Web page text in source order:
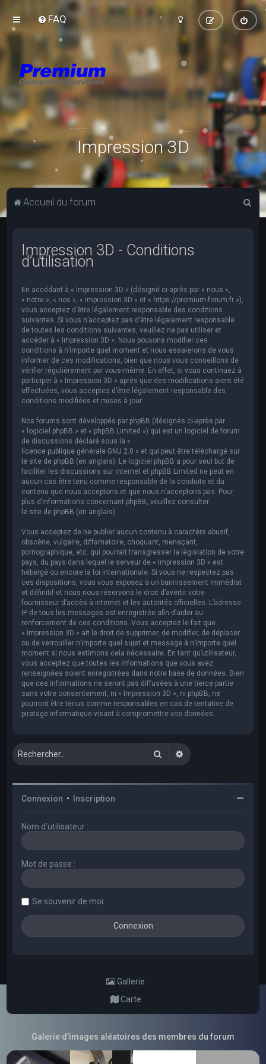
FAQ
Impression 3D
Accueil du forum
Impression 3D - Conditions
d’utilisation
En accédant à « Impression 3D » (désigné ci-après par « nous »,
« notre », « nos », « Impression 3D » et « https://premium-forum.fr »),
vous acceptez d’être légalement responsable des conditions
suivantes. Si vous n’acceptez pas d’être légalement responsable
de toutes les conditions suivantes, veuillez ne pas utiliser et
accéder à « Impression 3D ». Nous pouvons modifier ces
conditions à n’importe quel moment et nous essaierons de vous
informer de ces modifications, bien que nous vous conseillons de
vérifier régulièrement par vous-même. En effet, si vous continuez à
participer à « Impression 3D » après que des modifications aient été
effectuées, vous acceptez d’être légalement responsable des
conditions modifiées et mises à jour.
Nos forums sont développés par phpBB (désignés ci-après par
« logiciel phpBB » et « phpBB Limited ») qui est un logiciel de forum
de discussions déclaré sous la «
licence publique générale GNU 2.0 » et qui peut être téléchargé sur
le site de phpBB (en anglais). Le logiciel phpBB a pour seul but de
faciliter les discussions sur internet et phpBB Limited ne peut en
aucun cas être tenu comme responsable de la conduite et du
contenu que nous acceptons et que nous n’acceptons pas. Pour
plus d’informations concernant phpBB, veuillez consulter
le site de phpBB (en anglais).
Vous acceptez de ne publier aucun contenu à caractère abusif,
obscène, vulgaire, diffamatoire, choquant, menaçant,
pornographique, etc. qui pourrait transgresser la législation de votre
pays, du pays dans lequel le serveur de « Impression 3D » est
hébergé ou encore la loi internationale. Si vous ne respectez pas
ces dispositions, vous vous exposez à un bannissement immédiat
et définitif et nous nous réservons le droit d’avertir votre
fournisseur d’accès à internet et les autorités officielles. L’adresse
IP de tous les messages est enregistrée afin d’aider au
renforcement de ces conditions. Vous acceptez le fait que
« Impression 3D » ait le droit de supprimer, de modifier, de déplacer
ou de verrouiller n’importe quel sujet et message à n’importe quel
moment si nous estimons cela nécessaire. En tant qu’utilisateur,
vous acceptez que toutes les informations que vous avez
renseignées soient enregistrées dans notre base de données. Bien
que ces informations ne seront pas diffusées à une tierce partie
sans votre consentement, ni « Impression 3D », ni phpBB, ne
pourront être tenus comme responsables en cas de tentative de
piratage informatique visant à compromettre vos données.
RechercherRecherche avancée
Connexion • Inscription
Nom d’utilisateur :
Mot de passe :
Se souvenir de moi
Gallerie
Carte
Galerie d'images aléatoires des membres du forum